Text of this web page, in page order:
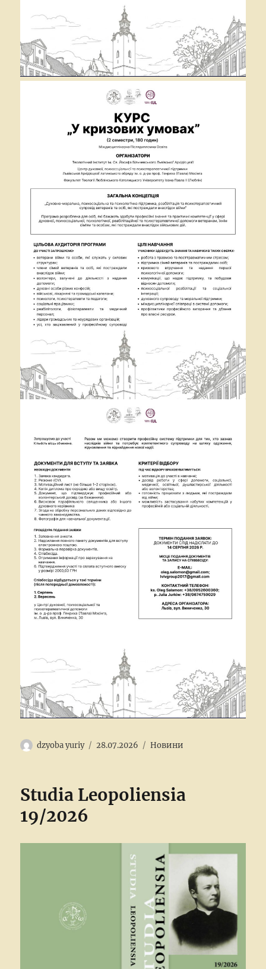
Author
dzyoba yuriy
Posted
28.07.2026 Categories
Новини
Studia Leopoliensia
19/2026